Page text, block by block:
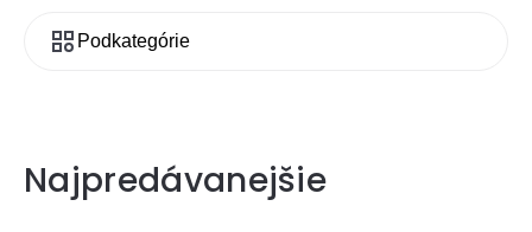
Podkategórie
Najpredávanejšie